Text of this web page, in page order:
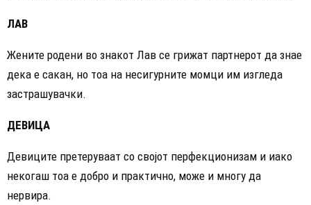
ЛАВ
Жените родени во знакот Лав се грижат партнерот да знае
дека е сакан, но тоа на несигурните момци им изгледа
застрашувачки.
ДЕВИЦА
Девиците претеруваат со својот перфекционизам и иако
некогаш тоа е добро и практично, може и многу да
нервира.